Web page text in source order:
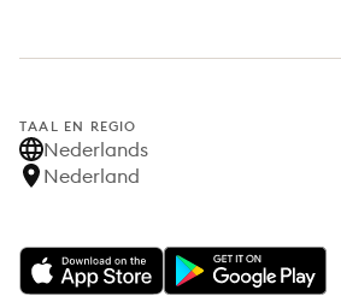
TAAL EN REGIO
Nederlands
Nederland